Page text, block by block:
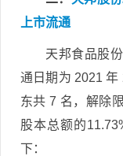
上市流通
天邦食品股
通日期为 2021 年
东共 7 名，解除
股本总额的
下：